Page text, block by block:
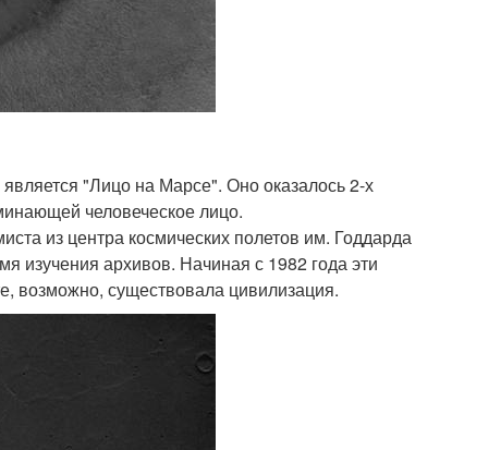
"Лицо на Марсе". Оно оказалось 2-х
человеческое лицо.
из центра космических полетов им. Годдарда
изучения архивов. Начиная с 1982 года эти
возможно, существовала цивилизация.